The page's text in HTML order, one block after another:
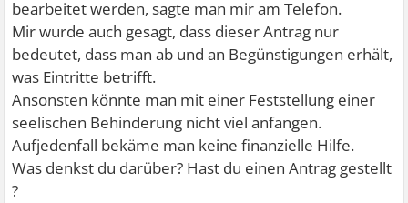
bearbeitet werden, sagte man mir am Telefon.
Mir wurde auch gesagt, dass dieser Antrag nur
bedeutet, dass man ab und an Begünstigungen erhält,
was Eintritte betrifft.
Ansonsten könnte man mit einer Feststellung einer
seelischen Behinderung nicht viel anfangen.
Aufjedenfall bekäme man keine finanzielle Hilfe.
Was denkst du darüber? Hast du einen Antrag gestellt
?